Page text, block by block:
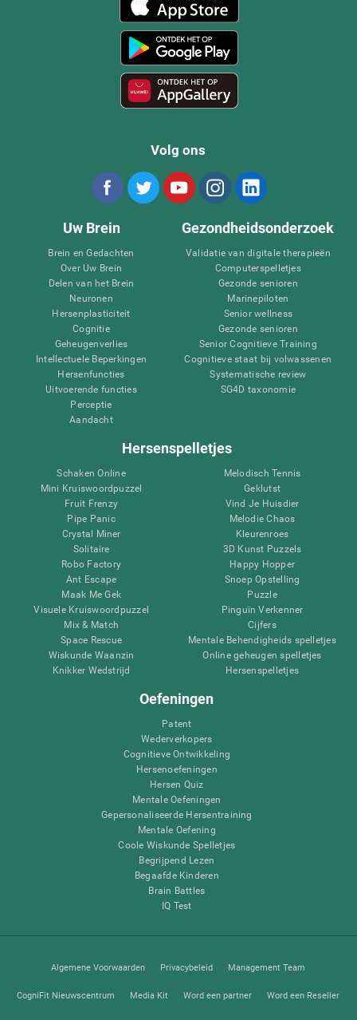
Volg ons
Uw Brein
Brein en Gedachten
Over Uw Brein
Delen van het Brein
Neuronen
Hersenplasticiteit
Cognitie
Geheugenverlies
Intellectuele Beperkingen
Hersenfuncties
Uitvoerende functies
Perceptie
Aandacht
Gezondheidsonderzoek
Validatie van digitale therapieën
Computerspelletjes
Gezonde senioren
Marinepiloten
Senior wellness
Gezonde senioren
Senior Cognitieve Training
Cognitieve staat bij volwassenen
Systematische review
SG4D taxonomie
Hersenspelletjes
Schaken Online
Mini Kruiswoordpuzzel
Fruit Frenzy
Pipe Panic
Crystal Miner
Solitaire
Robo Factory
Ant Escape
Maak Me Gek
Visuele Kruiswoordpuzzel
Mix & Match
Space Rescue
Wiskunde Waanzin
Knikker Wedstrijd
Melodisch Tennis
Geklutst
Vind Je Huisdier
Melodie Chaos
Kleurenroes
3D Kunst Puzzels
Happy Hopper
Snoep Opstelling
Puzzle
Pinguïn Verkenner
Cijfers
Mentale Behendigheids spelletjes
Online geheugen spelletjes
Hersenspelletjes
Oefeningen
Patent
Wederverkopers
Cognitieve Ontwikkeling
Hersenoefeningen
Hersen Quiz
Mentale Oefeningen
Gepersonaliseerde Hersentraining
Mentale Oefening
Coole Wiskunde Spelletjes
Begrijpend Lezen
Begaafde Kinderen
Brain Battles
IQ Test
Algemene Voorwaarden Privacybeleid Management Team
CogniFit Nieuwscentrum Media Kit Word een partner Word een Reseller